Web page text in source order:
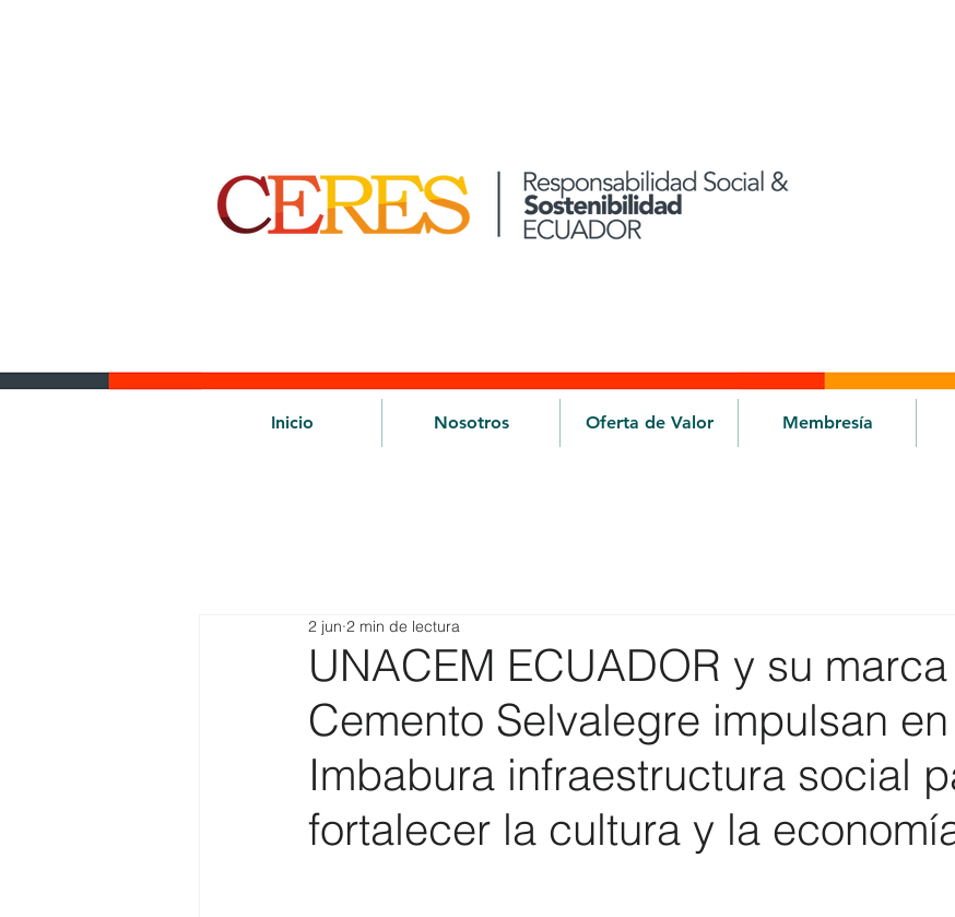
Inicio Nosotros Oferta de Valor Membresía
UNACEM ECUADOR y su marca
Cemento Selvalegre impulsan en
Imbabura infraestructura social
fortalecer la cultura y la
2 jun 2 min de lectura